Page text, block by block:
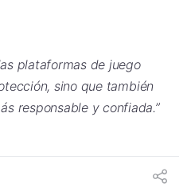
plataformas de juego
sino que también
responsable y confiada.”